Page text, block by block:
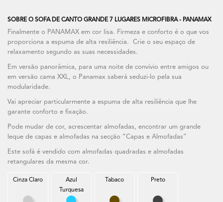
SOBRE O SOFA DE CANTO GRANDE 7 LUGARES MICROFIBRA - PANAMAX
Finalmente o PANAMAX em cor lisa. Firmeza e conforto é o que vos
proporciona a espuma de alta resiliência. Crie o seu espaço de
relaxamento segundo as suas necessidades.
Em versão panorâmica, para uma noite de convívio entre amigos ou
em versão cama XXL, o Panamax saberá seduzi-lo pela sua
modularidade.
Vai apreciar particularmente a espuma de alta resiliência que lhe
garante conforto e fixação.
Pode mudar de cor, acrescentar almofadas, encontrar um grande
leque de capas e almofadas na secção “Capas e Almofadas”
Este sofá é vendido com almofadas quadradas e almofadas
retangulares da mesma cor.
Cinza Claro
Azul
Turquesa
Tabaco Preto